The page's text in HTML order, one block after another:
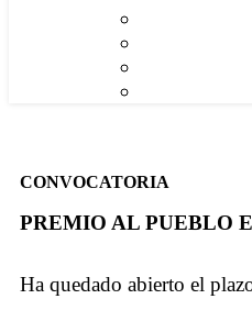
CONVOCATORIA
PREMIO AL PUEBLO
Ha quedado abierto el